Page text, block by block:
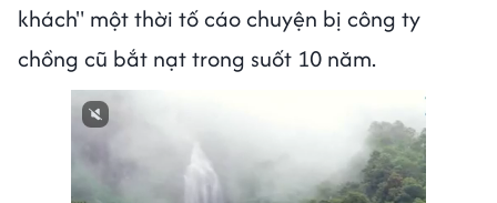
khách" một thời tố cáo chuyện bị công ty
chồng cũ bắt nạt trong suốt 10 năm.